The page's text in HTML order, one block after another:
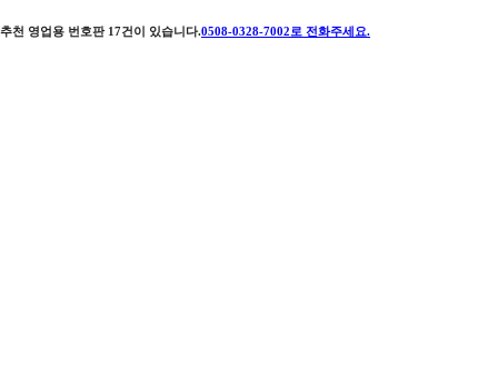
추천 영업용 번호판 17건이 있습니다.0508-0328-7002 로 전화주세요.